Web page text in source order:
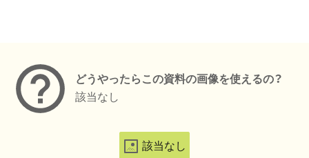
どうやったらこの資料の画像を使えるの？
該当なし
該当なし